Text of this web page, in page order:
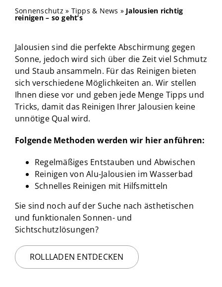
Sonnenschutz » Tipps & News » Jalousien richtig
reinigen – so geht’s
Jalousien sind die perfekte Abschirmung gegen
Sonne, jedoch wird sich über die Zeit viel Schmutz
und Staub ansammeln. Für das Reinigen bieten
sich verschiedene Möglichkeiten an. Wir stellen
Ihnen diese vor und geben jede Menge Tipps und
Tricks, damit das Reinigen Ihrer Jalousien keine
unnötige Qual wird.
Folgende Methoden werden wir hier anführen:
Regelmäßiges Entstauben und Abwischen
Reinigen von Alu-Jalousien im Wasserbad
Schnelles Reinigen mit Hilfsmitteln
Sie sind noch auf der Suche nach ästhetischen
und funktionalen Sonnen- und
Sichtschutzlösungen?
ROLLLADEN ENTDECKEN